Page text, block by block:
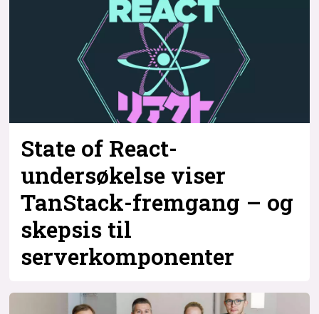
State of React-
undersøkelse viser
TanStack-fremgang – og
skepsis til
serverkomponenter